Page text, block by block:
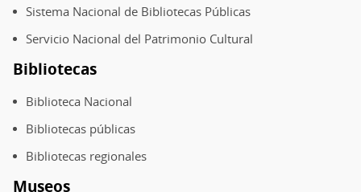
Sistema Nacional de Bibliotecas Públicas
Servicio Nacional del Patrimonio Cultural
Bibliotecas
Biblioteca Nacional
Bibliotecas públicas
Bibliotecas regionales
Museos